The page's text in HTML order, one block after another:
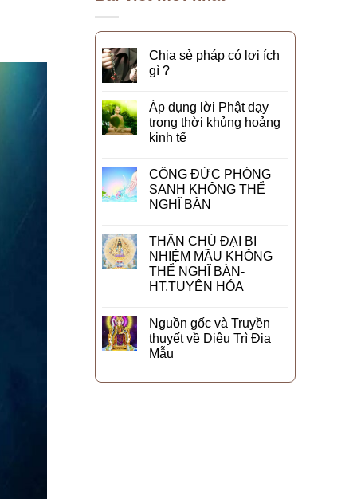
Chia sẻ pháp có lợi ích
gì ?
Áp dụng lời Phật dạy
trong thời khủng hoảng
kinh tế
CÔNG ĐỨC PHÓNG
SANH KHÔNG THỂ
NGHĨ BÀN
THẦN CHÚ ĐẠI BI
NHIỆM MẦU KHÔNG
THỂ NGHĨ BÀN-
HT.TUYÊN HÓA
Nguồn gốc và Truyền
thuyết về Diêu Trì Địa
Mẫu